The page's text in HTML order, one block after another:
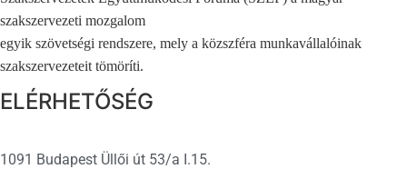
szakszervezeti mozgalom
egyik szövetségi rendszere, mely a közszféra munkavállalóinak
szakszervezeteit tömöríti.
ELÉRHETŐSÉG
1091 Budapest Üllői út 53/a I.15.